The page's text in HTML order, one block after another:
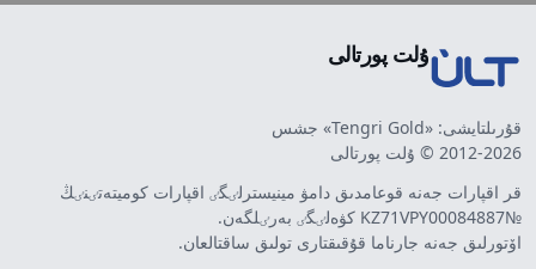
ۇلت پورتالى
قۇرىلتايشى: «Tengri Gold» جشس
2012-2026 © ۇلت پورتالى
قر اقپارات جەنە قوعامدىق دامۋ مينيسترلٸگٸ اقپارات كوميتەتٸنٸڭ
№KZ71VPY00084887 كۋەلٸگٸ بەرٸلگەن.
اۆتورلىق جەنە جارناما قۇقىقتارى تولىق ساقتالعان.